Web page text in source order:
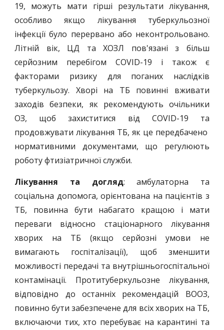
19, можуть мати гірші результати лікування,
особливо якщо лікування туберкульозної
інфекції було перервано або неконтрольовано.
Літній вік, ЦД та ХОЗЛ пов'язані з більш
серйозним перебігом COVID-19 і також є
факторами ризику для поганих наслідків
туберкульозу. Хворі на ТБ повинні вживати
заходів безпеки, як рекомендують очільники
ОЗ, щоб захиститися від COVID-19 та
продовжувати лікування ТБ, як це передбачено
нормативними документами, що регулюють
роботу фтизіатричної служби.
Лікування та догляд: амбулаторна та
соціальна допомога, орієнтована на пацієнтів з
ТБ, повинна бути набагато кращою і мати
переваги відносно стаціонарного лікування
хворих на ТБ (якщо серйозні умови не
вимагають госпіталізації), щоб зменшити
можливості передачі та внутрішньогоспітальної
контамінації. Протитуберкульозне лікування,
відповідно до останніх рекомендацій ВООЗ,
повинно бути забезпечене для всіх хворих на ТБ,
включаючи тих, хто перебуває на карантині та